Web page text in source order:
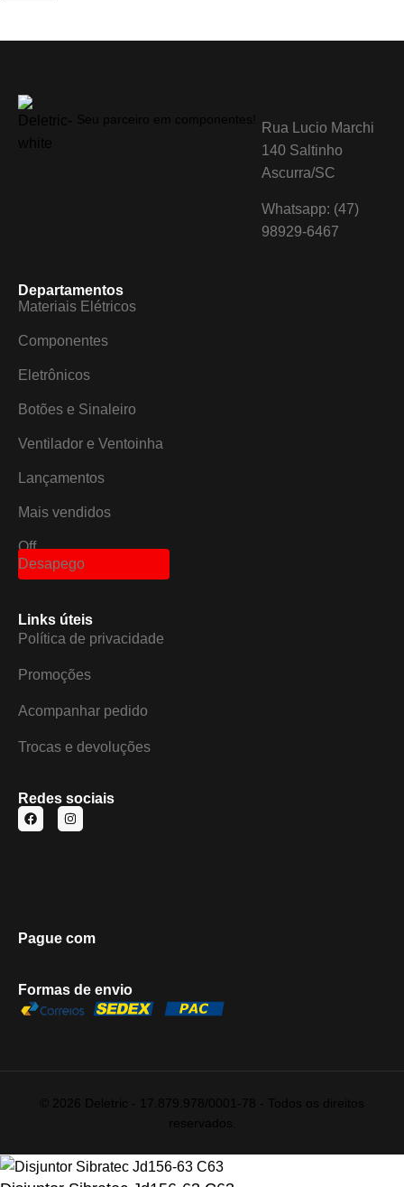
Rua Lucio Marchi
140 Saltinho
Ascurra/SC
Whatsapp: (47)
98929-6467
Departamentos
Materiais Elétricos
Componentes
Eletrônicos
Botões e Sinaleiro
Ventilador e Ventoinha
Lançamentos
Mais vendidos
Off
Desapego
Links úteis
Política de privacidade
Promoções
Acompanhar pedido
Trocas e devoluções
Redes sociais
Pague com
Formas de envio